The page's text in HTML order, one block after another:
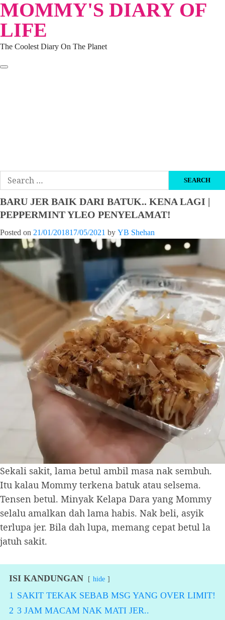
Skip
to
content
MOMMY'S DIARY OF
LIFE
The Coolest Diary On The Planet
Search
for:
BARU JER BAIK DARI BATUK.. KENA LAGI |
PEPPERMINT YLEO PENYELAMAT!
Posted on 21/01/201817/05/2021 by YB Shehan
Sekali sakit, lama betul ambil masa nak sembuh.
Itu kalau Mommy terkena batuk atau selsema.
Tensen betul. Minyak Kelapa Dara yang Mommy
selalu amalkan dah lama habis. Nak beli, asyik
terlupa jer. Bila dah lupa, memang cepat betul la
jatuh sakit.
ISI KANDUNGAN hide
1 SAKIT TEKAK SEBAB MSG YANG OVER LIMIT!
2 3 JAM MACAM NAK MATI JER..